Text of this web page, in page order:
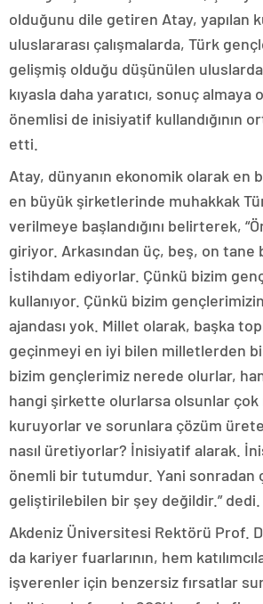
olduğunu dile getiren Atay, yapılan
uluslararası çalışmalarda, Türk
gelişmiş olduğu düşünülen
kıyasla daha yaratıcı, sonuç almaya
önemlisi de inisiyatif kullandığının
etti.
Atay, dünyanın ekonomik olarak en
en büyük şirketlerinde muhakkak
verilmeye başlandığını belirterek,
giriyor. Arkasından üç, beş, on tane
İstihdam ediyorlar. Çünkü bizim
kullanıyor. Çünkü bizim
ajandası yok. Millet olarak, başka
geçinmeyi en iyi bilen milletlerden
bizim gençlerimiz nerede olurlar,
hangi şirkette olurlarsa olsunlar
kuruyorlar ve sorunlara çözüm
nasıl üretiyorlar? İnisiyatif alarak.
önemli bir tutumdur. Yani sonradan
geliştirilebilen bir şey değildir.” dedi.
Akdeniz Üniversitesi Rektörü Prof.
da kariyer fuarlarının, hem
işverenler için benzersiz fırsatlar